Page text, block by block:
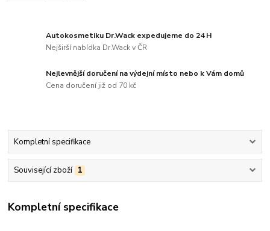
Autokosmetiku Dr.Wack expedujeme do 24 H
Nejširší nabídka Dr.Wack v ČR
Nejlevnější doručení na výdejní místo nebo k Vám domů
Cena doručení již od 70 kč
Kompletní specifikace
Související zboží 1
Kompletní specifikace